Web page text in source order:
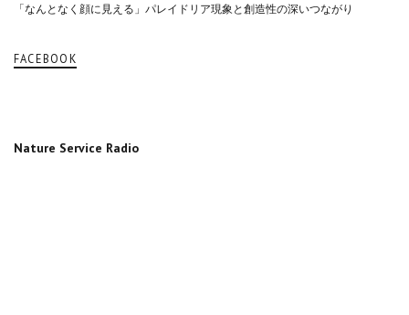
「なんとなく顔に見える」パレイドリア現象と創造性の深いつながり
FACEBOOK
Nature Service Radio